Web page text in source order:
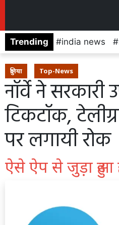
Trending india news
दुनिया Top-News
नॉर्वे ने
टिकटॉक,
पर लगायी रोक
ऐसे ऐप से जुड़ा हुआ